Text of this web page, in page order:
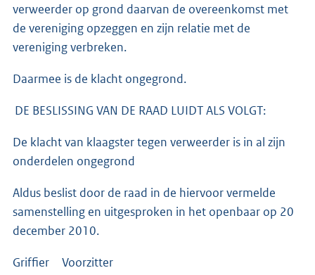
verweerder op grond daarvan de overeenkomst met
de vereniging opzeggen en zijn relatie met de
vereniging verbreken.
Daarmee is de klacht ongegrond.
DE BESLISSING VAN DE RAAD LUIDT ALS VOLGT:
De klacht van klaagster tegen verweerder is in al zijn
onderdelen ongegrond
Aldus beslist door de raad in de hiervoor vermelde
samenstelling en uitgesproken in het openbaar op 20
december 2010.
Griffier Voorzitter